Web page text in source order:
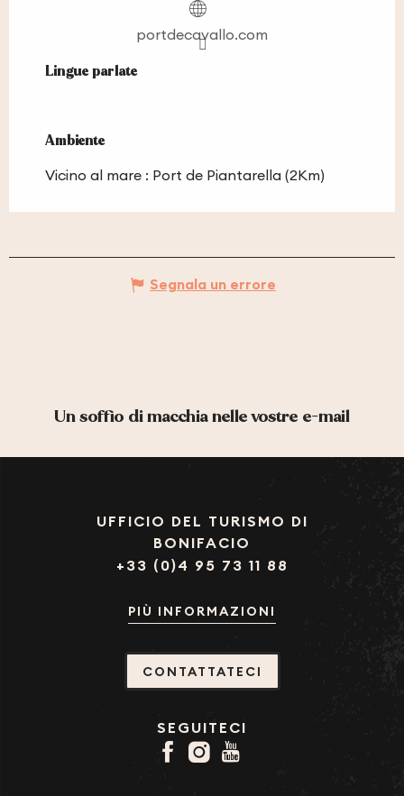
portdecavallo.com
Lingue parlate
Lingue parlate
Ambiente
Ambiente
Vicino al mare : Port de Piantarella (2Km)
Segnala un errore
Un soffio di macchia nelle vostre e-mail
UFFICIO DEL TURISMO DI
BONIFACIO
+33 (0)4 95 73 11 88
PIÙ INFORMAZIONI
CONTATTATECI
SEGUITECI